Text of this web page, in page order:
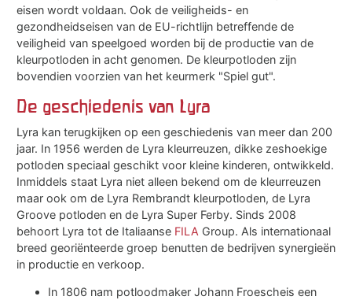
eisen wordt voldaan. Ook de veiligheids- en
gezondheidseisen van de EU-richtlijn betreffende de
veiligheid van speelgoed worden bij de productie van de
kleurpotloden in acht genomen. De kleurpotloden zijn
bovendien voorzien van het keurmerk "Spiel gut".
De geschiedenis van Lyra
Lyra kan terugkijken op een geschiedenis van meer dan 200
jaar. In 1956 werden de Lyra kleurreuzen, dikke zeshoekige
potloden speciaal geschikt voor kleine kinderen, ontwikkeld.
Inmiddels staat Lyra niet alleen bekend om de kleurreuzen
maar ook om de Lyra Rembrandt kleurpotloden, de Lyra
Groove potloden en de Lyra Super Ferby. Sinds 2008
behoort Lyra tot de Italiaanse FILA Group. Als internationaal
breed georiënteerde groep benutten de bedrijven synergieën
in productie en verkoop.
In 1806 nam potloodmaker Johann Froescheis een